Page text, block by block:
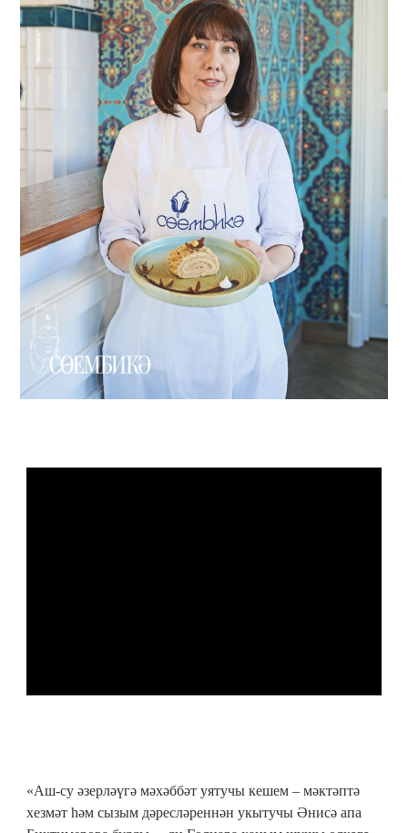
«Аш-су әзерләүгә мәхәббәт уятучы кешем – мәктәптә
хезмәт һәм сызым дәресләреннән укытучы Әнисә апа